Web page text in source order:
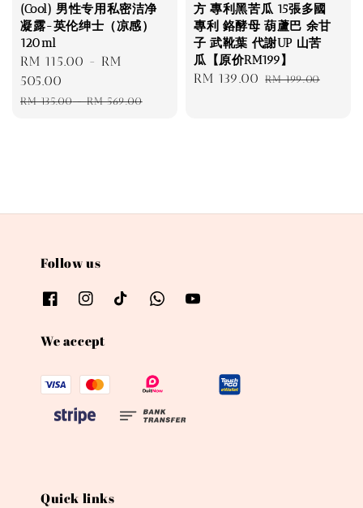
(Cool) 男性专用私密洁净
凝露-英伦绅士（凉感）
120ml
Sale
price
RM 115.00 - RM
505.00
Regular
RM 135.00-RM 569.00
方 專利黑苦瓜 15張多國
專利 鉻酵母 葫蘆巴 余甘
子 武靴葉 代謝UP 山苦
瓜【原价RM199】
Sale
RM 139.00 Regular
RM 199.00
Follow us
We accept
Quick links